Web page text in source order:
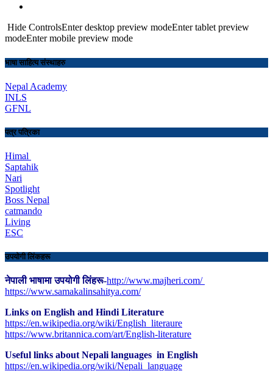
Hide ControlsEnter desktop preview modeEnter tablet preview
modeEnter mobile preview mode
भाषा साहित्य संस्थाहरु
Nepal Academy
INLS
GFNL
पत्र पत्रिका
Himal
Saptahik
Nari
Spotlight
Boss Nepal
catmando
Living
ESC
उपयोगी लिंकहरू
नेपाली भाषामा उपयोगी लिंहरू-http://www.majheri.com/
https://www.samakalinsahitya.com/
Links on English and Hindi Literature
https://en.wikipedia.org/wiki/English_literaure
https://www.britannica.com/art/English-literature
Useful links about Nepali languages in English
https://en.wikipedia.org/wiki/Nepali_language